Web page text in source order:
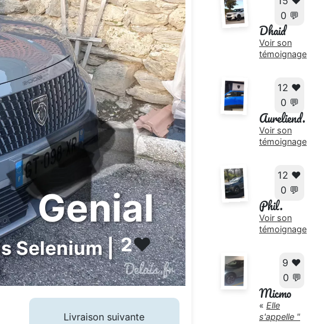
0 💬
Dhaid
Voir son
témoignage
12 ❤️
0 💬
Aureliend.
Voir son
témoignage
12 ❤️
0 💬
Phil.
Voir son
témoignage
9 ❤️
0 💬
Micmo
« Elle
s'appelle "
Genial
Selenium |2❤️
Livraison suivante